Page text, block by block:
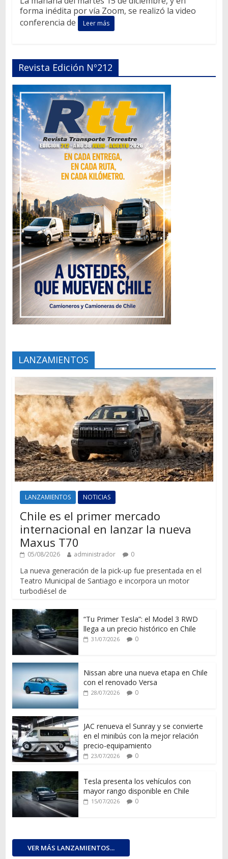
forma inédita por vía Zoom, se realizó la video
conferencia de
Leer más
Revista Edición Nº212
LANZAMIENTOS
LANZAMIENTOS NOTICIAS
Chile es el primer mercado
internacional en lanzar la nueva
Maxus T70
05/08/2026 administrador 0
La nueva generación de la pick-up fue presentada en el
Teatro Municipal de Santiago e incorpora un motor
turbodiésel de
“Tu Primer Tesla”: el Model 3 RWD
llega a un precio histórico en Chile
31/07/2026 0
Nissan abre una nueva etapa en Chile
con el renovado Versa
28/07/2026 0
JAC renueva el Sunray y se convierte
en el minibús con la mejor relación
precio-equipamiento
23/07/2026 0
Tesla presenta los vehículos con
mayor rango disponible en Chile
15/07/2026 0
VER MÁS LANZAMIENTOS...